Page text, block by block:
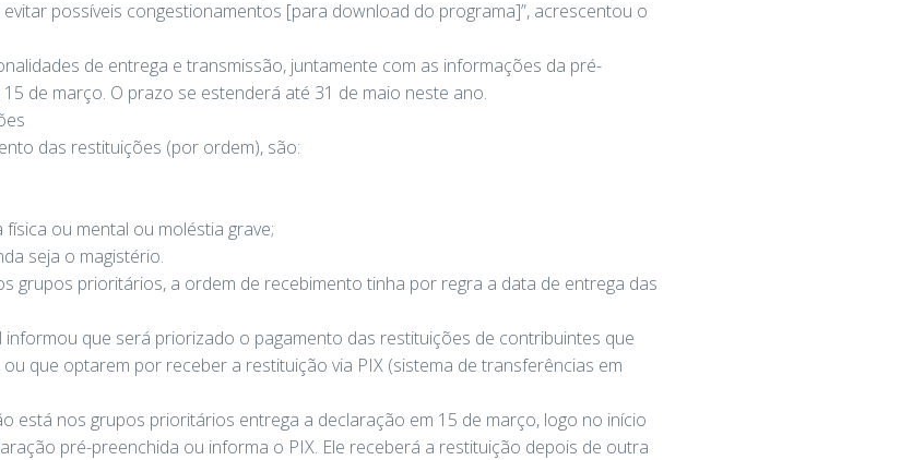
possíveis congestionamentos [para download do programa]”, acrescentou o
de entrega e transmissão, juntamente com as informações da pré-
de março. O prazo se estenderá até 31 de maio neste ano.
das restituições (por ordem), são:
ou mental ou moléstia grave;
seja o magistério.
grupos prioritários, a ordem de recebimento tinha por regra a data de entrega das
informou que será priorizado o pagamento das restituições de contribuintes que
que optarem por receber a restituição via PIX (sistema de transferências em
está nos grupos prioritários entrega a declaração em 15 de março, logo no início
pré-preenchida ou informa o PIX. Ele receberá a restituição depois de outra